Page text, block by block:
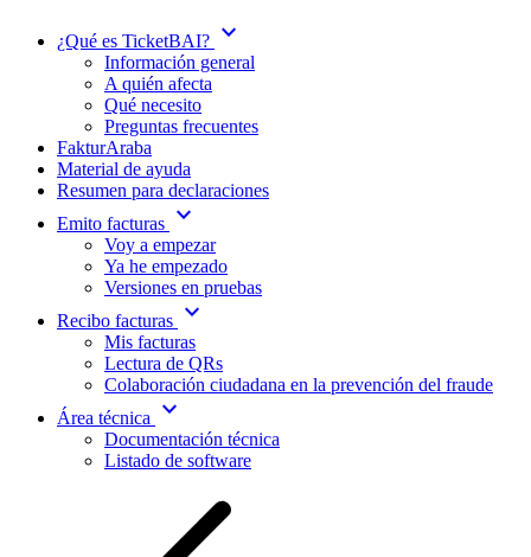
¿Qué es TicketBAI? expand_more
Información general
A quién afecta
Qué necesito
Preguntas frecuentes
FakturAraba
Material de ayuda
Resumen para declaraciones
Emito facturas expand_more
Voy a empezar
Ya he empezado
Versiones en pruebas
Recibo facturas expand_more
Mis facturas
Lectura de QRs
Colaboración ciudadana en la prevención del fraude
Área técnica
expand_more
Documentación técnica
Listado de software